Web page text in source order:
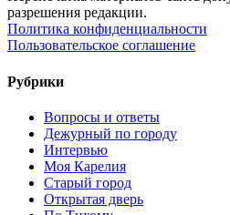
разрешения редакции.
Политика конфиденциальности
Пользовательское соглашение
Рубрики
Вопросы и ответы
Дежурный по городу
Интервью
Моя Карелия
Старый город
Открытая дверь